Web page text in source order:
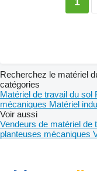
Recherchez le matériel
catégories
Matériel de travail du sol
mécaniques Matériel
Voir aussi
Vendeurs de matériel de
planteuses mécaniques